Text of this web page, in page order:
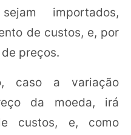
importados,
de custos, e, por
preços.
caso a variação
da moeda, irá
custos, e, como